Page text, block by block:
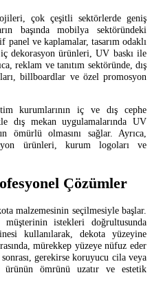
çok çeşitli sektörlerde geniş
başında mobilya sektöründeki
ve kaplamalar, tasarım odaklı
dekorasyon ürünleri, UV baskı ile
reklam ve tanıtım sektöründe, dış
billboardlar ve özel promosyon
kurumlarının iç ve dış cephe
dış mekan uygulamalarında UV
ömürlü olmasını sağlar. Ayrıca,
ürünleri, kurum logoları ve
Çözümler
malzemesinin seçilmesiyle başlar.
müşterinin istekleri doğrultusunda
kullanılarak, dekota yüzeyine
mürekkep yüzeye nüfuz eder
gerekirse koruyucu cila veya
ürünün ömrünü uzatır ve estetik